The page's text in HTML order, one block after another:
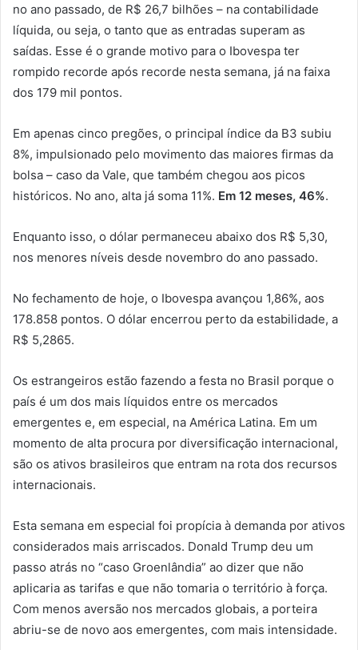
no ano passado, de R$ 26,7 bilhões – na contabilidade
líquida, ou seja, o tanto que as entradas superam as
saídas. Esse é o grande motivo para o Ibovespa ter
rompido recorde após recorde nesta semana, já na faixa
dos 179 mil pontos.
Em apenas cinco pregões, o principal índice da B3 subiu
8%, impulsionado pelo movimento das maiores firmas da
bolsa – caso da Vale, que também chegou aos picos
históricos. No ano, alta já soma 11%. Em 12 meses, 46%.
Enquanto isso, o dólar permaneceu abaixo dos R$ 5,30,
nos menores níveis desde novembro do ano passado.
No fechamento de hoje, o Ibovespa avançou 1,86%, aos
178.858 pontos. O dólar encerrou perto da estabilidade, a
R$ 5,2865.
Os estrangeiros estão fazendo a festa no Brasil porque o
país é um dos mais líquidos entre os mercados
emergentes e, em especial, na América Latina. Em um
momento de alta procura por diversificação internacional,
são os ativos brasileiros que entram na rota dos recursos
internacionais.
Esta semana em especial foi propícia à demanda por ativos
considerados mais arriscados. Donald Trump deu um
passo atrás no “caso Groenlândia” ao dizer que não
aplicaria as tarifas e que não tomaria o território à força.
Com menos aversão nos mercados globais, a porteira
abriu-se de novo aos emergentes, com mais intensidade.